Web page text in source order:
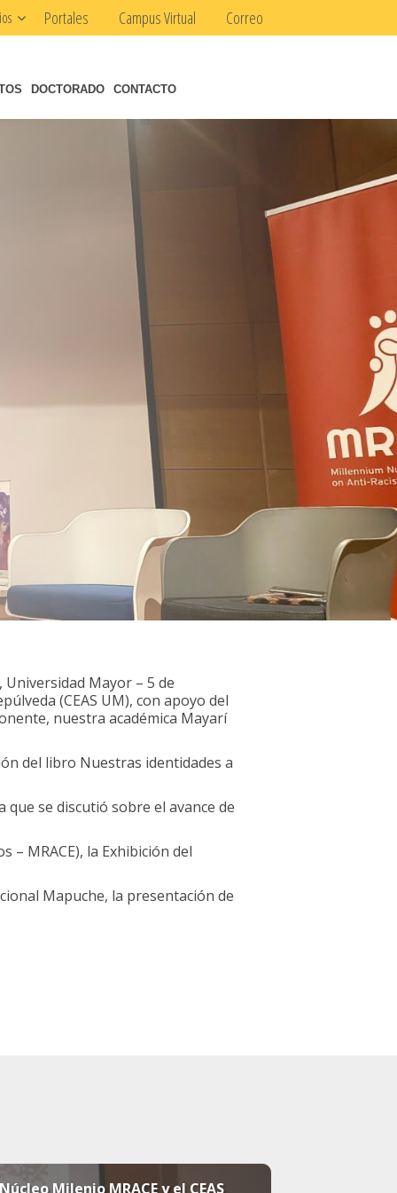
Portales Campus Virtual Correo
DOCTORADO CONTACTO
Mayor – 5 de
(CEAS UM), con apoyo del
nuestra académica Mayarí
del libro Nuestras identidades a
que se discutió sobre el avance de
MRACE), la Exhibición del
Mapuche, la presentación de
Milenio MRACE y el CEAS